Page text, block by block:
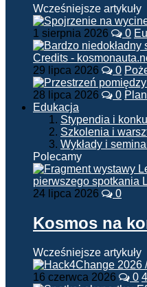
Wcześniejsze artykuły
1 sierpnia 2026 0
29 lipca 2026 0
28 lipca 2026 0
Edukacja
Stypendia i
Szkolenia i
Wykłady i
Polecamy
24 lipca 2026 0
Kosmos na
Wcześniejsze artykuły
16 czerwca 2026 0